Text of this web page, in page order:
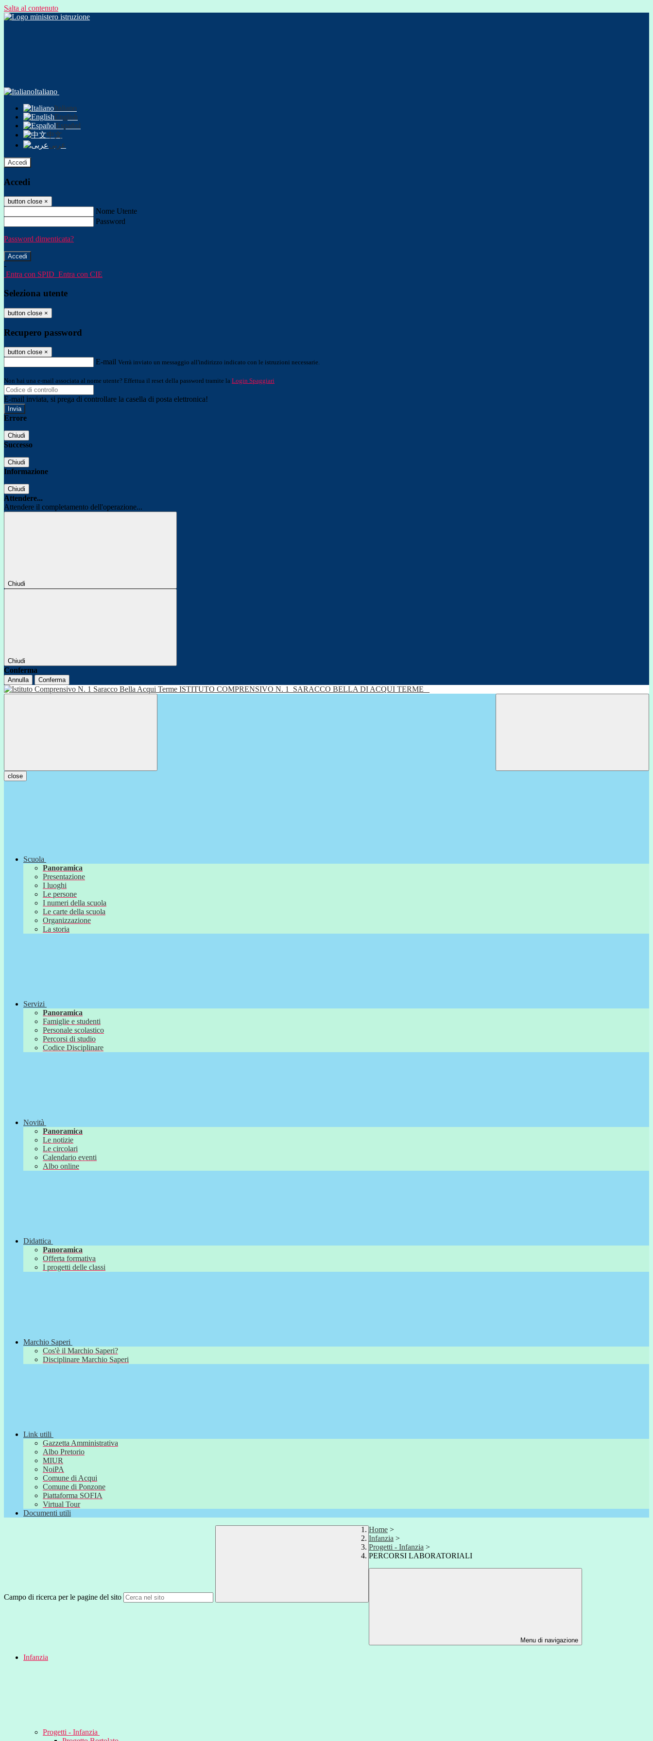
Salta al contenuto
Italiano
Italiano
English
Español
中文
عربى
Accedi
Accedi
button close ×
Nome Utente
Password
Password dimenticata?
-
Entra con SPID Entra con CIE
Seleziona utente
button close ×
Recupero password
button close ×
E-mail Verrà inviato un messaggio all'indirizzo indicato con le istruzioni necessarie.
Non hai una e-mail associata al nome utente? Effettua il reset della password tramite la Login Spaggiari
E-mail inviata, si prega di controllare la casella di posta elettronica!
Errore
Chiudi
Successo
Chiudi
Informazione
Chiudi
Attendere...
Attendere il completamento dell'operazione...
Chiudi
Chiudi
Conferma
Annulla Conferma
ISTITUTO COMPRENSIVO N. 1 SARACCO BELLA DI ACQUI TERME
close
Scuola
Panoramica
Presentazione
I luoghi
Le persone
I numeri della scuola
Le carte della scuola
Organizzazione
La storia
Servizi
Panoramica
Famiglie e studenti
Personale scolastico
Percorsi di studio
Codice Disciplinare
Novità
Panoramica
Le notizie
Le circolari
Calendario eventi
Albo online
Didattica
Panoramica
Offerta formativa
I progetti delle classi
Marchio Saperi
Cos'è il Marchio Saperi?
Disciplinare Marchio Saperi
Link utili
Gazzetta Amministrativa
Albo Pretorio
MIUR
NoiPA
Comune di Acqui
Comune di Ponzone
Piattaforma SOFIA
Virtual Tour
Documenti utili
Campo di ricerca per le pagine del sito
Home >
Infanzia >
Progetti - Infanzia >
PERCORSI LABORATORIALI
Menu di navigazione
Infanzia
Progetti - Infanzia